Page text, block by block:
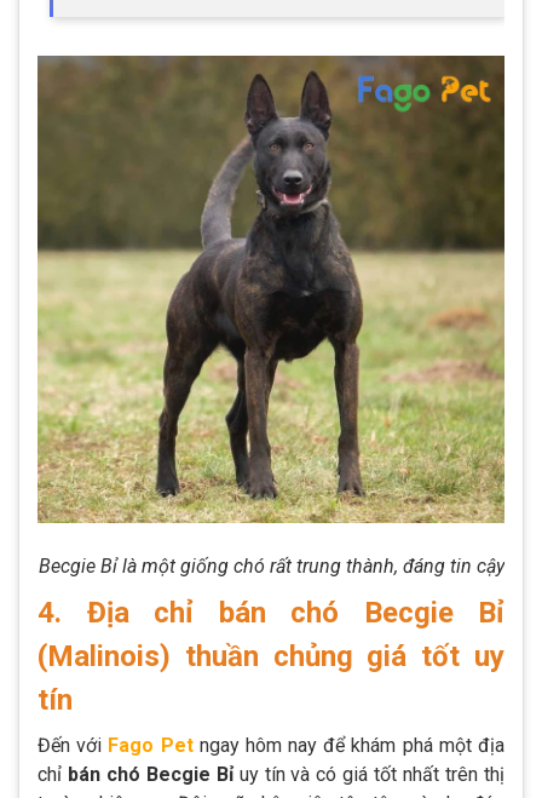
Becgie Bỉ là một giống chó rất trung thành, đáng tin cậy
4. Địa chỉ bán chó Becgie Bỉ
(Malinois) thuần chủng giá tốt uy
tín
Đến với Fago Petngay hôm nay để khám phá một địa
chỉ bán chó Becgie Bỉuy tín và có giá tốt nhất trên thị